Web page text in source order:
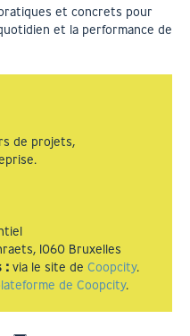
et concrets pour
et la performance de
de projets,
1060 Bruxelles
: via le site de Coopcity.
de Coopcity.